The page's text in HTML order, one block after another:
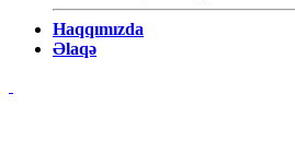
Haqqımızda
Əlaqə